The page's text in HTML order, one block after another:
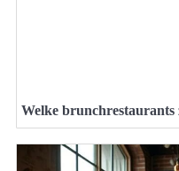
Welke